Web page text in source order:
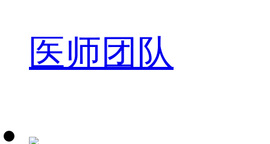
医师团队